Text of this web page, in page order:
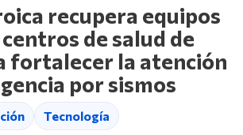
recupera equipos
de salud de
fortalecer la atención
por sismos
Tecnología